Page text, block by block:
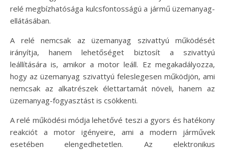
relé megbízhatósága kulcsfontosságú a jármű üzemanyag-
ellátásában.
A relé nemcsak az üzemanyag szivattyú működését
irányítja, hanem lehetőséget biztosít a szivattyú
leállítására is, amikor a motor leáll. Ez megakadályozza,
hogy az üzemanyag szivattyú feleslegesen működjön, ami
nemcsak az alkatrészek élettartamát növeli, hanem az
üzemanyag-fogyasztást is csökkenti.
A relé működési módja lehetővé teszi a gyors és hatékony
reakciót a motor igényeire, ami a modern járművek
esetében elengedhetetlen. Az elektronikus